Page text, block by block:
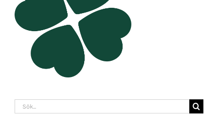
Sök
efter: